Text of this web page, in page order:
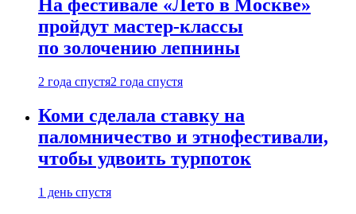
На фестивале «Лето в Москве»
пройдут мастер-классы
по золочению лепнины
2 года спустя2 года спустя
Коми сделала ставку на
паломничество и этнофестивали,
чтобы удвоить турпоток
1 день спустя